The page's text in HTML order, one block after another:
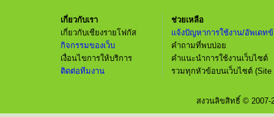
เกี่ยวกับเรา
เกี่ยวกับเชียงรายโฟกัส
กิจกรรมของเว็บ
เงื่อนไขการให้บริการ
ติดต่อทีมงาน
ช่วยเหลือ
แจ้งปัญหาการใช้งาน/อัพเดท
คำถามที่พบบ่อย
คำแนะนำการใช้งานเว็บไซต์
รวมทุกหัวข้อบนเว็บไซต์ (Site
สงวนลิขสิทธิ์ © 2007-